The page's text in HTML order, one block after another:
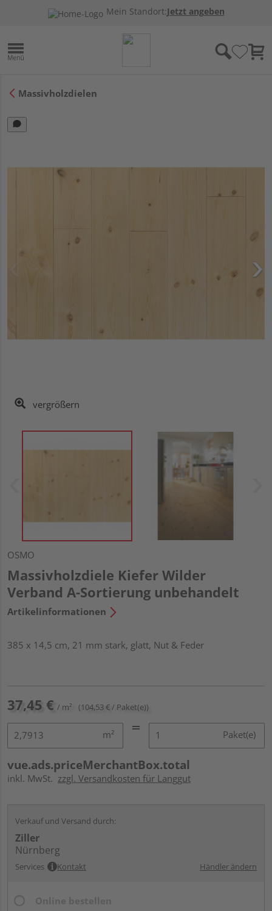
Mein Standort:Jetzt angeben
Massivholzdielen
vergrößern
OSMO
Massivholzdiele Kiefer Wilder
Verband A-Sortierung unbehandelt
Artikelinformationen
385 x 14,5 cm, 21 mm stark, glatt, Nut & Feder
37,45 € / m² (104,53 € / Paket(e))
m² Paket(e)
vue.ads.priceMerchantBox.total
inkl. MwSt. zzgl. Versandkosten für Langgut
Verkauf und Versand durch:
Ziller
Nürnberg
Services Kontakt Händler ändern